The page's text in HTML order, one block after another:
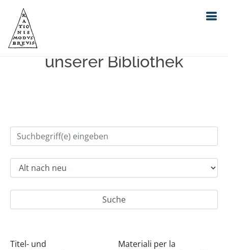
Einfache Suche im Bestand
unserer Bibliothek
Titel- und
Materiali per la